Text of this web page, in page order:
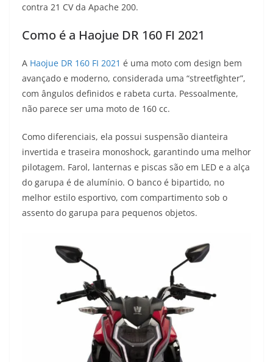
contra 21 CV da Apache 200.
Como é a Haojue DR 160 FI 2021
A Haojue DR 160 FI 2021 é uma moto com design bem
avançado e moderno, considerada uma “streetfighter”,
com ângulos definidos e rabeta curta. Pessoalmente,
não parece ser uma moto de 160 cc.
Como diferenciais, ela possui suspensão dianteira
invertida e traseira monoshock, garantindo uma melhor
pilotagem. Farol, lanternas e piscas são em LED e a alça
do garupa é de alumínio. O banco é bipartido, no
melhor estilo esportivo, com compartimento sob o
assento do garupa para pequenos objetos.